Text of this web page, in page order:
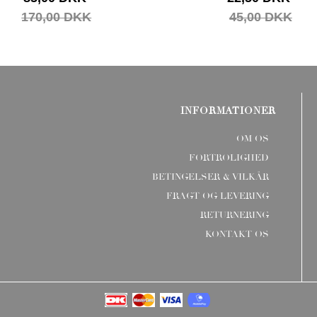
170,00 DKK
45,00 DKK
INFORMATIONER
OM OS
FORTROLIGHED
BETINGELSER & VILKÅR
FRAGT OG LEVERING
RETURNERING
KONTAKT OS